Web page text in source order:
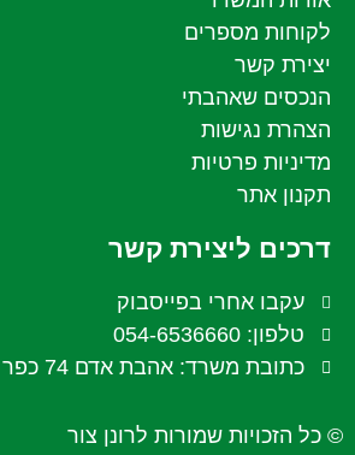
לקוחות מספרים
יצירת קשר
הנכסים שאהבתי
הצהרת נגישות
מדיניות פרטיות
תקנון אתר
דרכים ליצירת קשר
עקבו אחרי בפייסבוק
טלפון: 054-6536660
כתובת משרד: אהבת אדם 74 כפר יונה
© כל הזכויות שמורות לרונן צור